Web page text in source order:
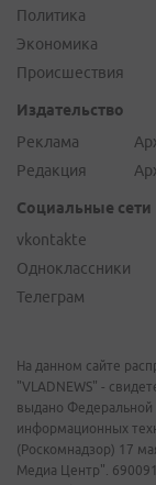
Политика
Экономика
Происшествия
Издательство
Реклама
Редакция
Социальные сети
vkontakte
Одноклассники
Телеграм
На данном сайте
"VLADNEWS" -
выдано Федеральной
информационных
(Роскомнадзор) 17
Медиа Центр".